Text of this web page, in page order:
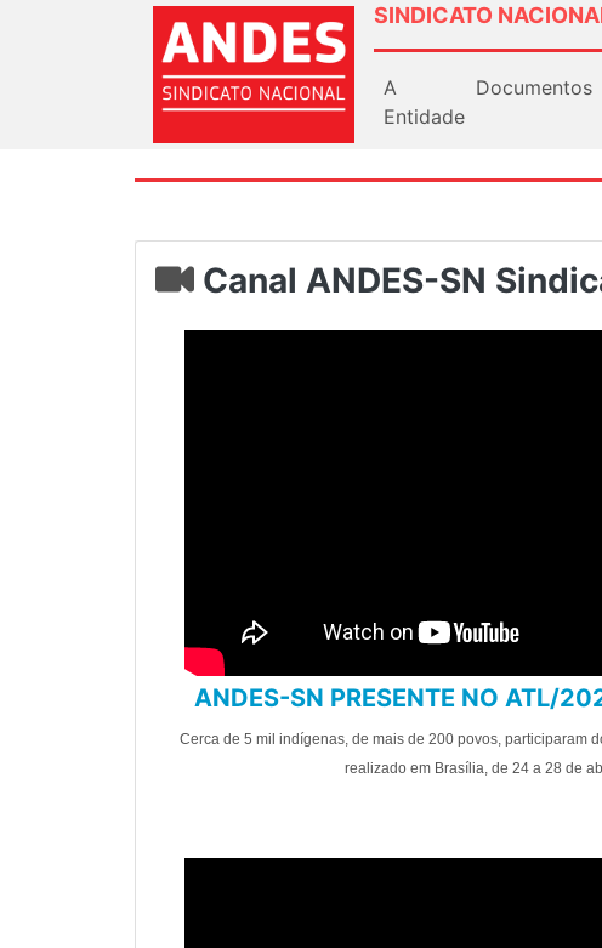
SINDICATO
A
Entidade
Documentos
Canal ANDES-SN
ANDES-SN PRESENTE NO ATL/
Cerca de 5 mil indígenas, de mais de 200 povos, participaram
realizado em Brasília, de 24 a 28 de